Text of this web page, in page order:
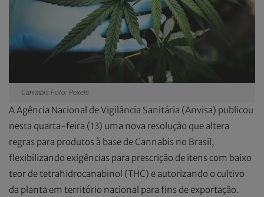
Cannabis Foto: Pexels
A Agência Nacional de Vigilância Sanitária (Anvisa) publicou
nesta quarta-feira (13) uma nova resolução que altera
regras para produtos à base de Cannabis no Brasil,
flexibilizando exigências para prescrição de itens com baixo
teor de tetrahidrocanabinol (THC) e autorizando o cultivo
da planta em território nacional para fins de exportação.